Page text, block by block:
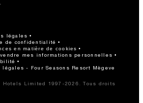
légales
de confidentialité
en matière de cookies
mes informations personnelles
légales - Four Seasons Resort Mègeve
Hotels Limited 1997-2026. Tous droits